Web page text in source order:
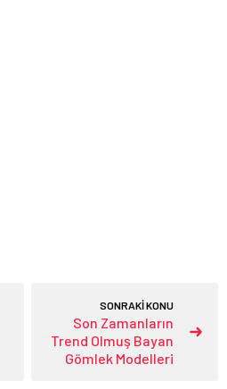
SONRAKİ KONU
Son Zamanların
Trend Olmuş Bayan
Gömlek Modelleri